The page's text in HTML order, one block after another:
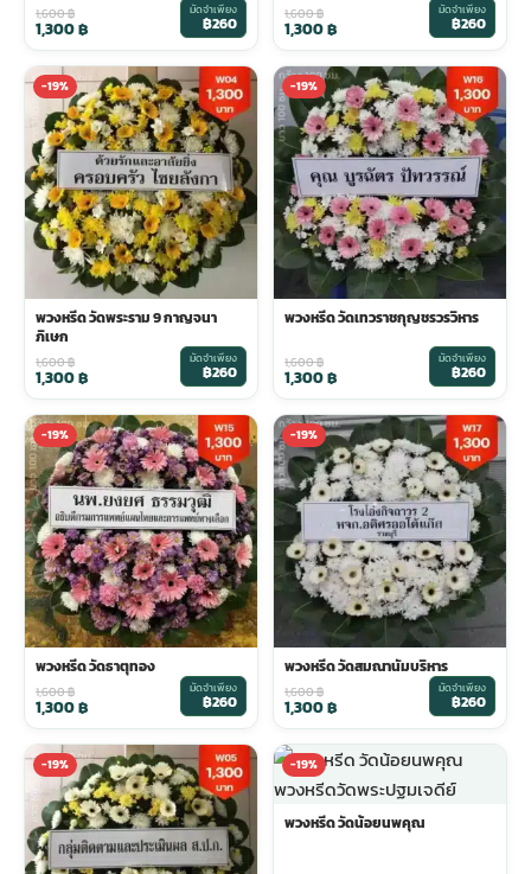
1,600฿
1,300฿
มัดจำเพียง
฿260 1,600฿
1,300฿
มัดจำเพียง
฿260
-19%
พวงหรีด วัดพระราม 9 กาญจนา
ภิเษก
1,600฿
1,300฿
มัดจำเพียง
฿260
-19%
พวงหรีด วัดเทวราชกุญชรวรวิหาร
1,600฿
1,300฿
มัดจำเพียง
฿260
-19%
พวงหรีด วัดธาตุทอง
1,600฿
1,300฿
มัดจำเพียง
฿260
-19%
พวงหรีด วัดสมณานัมบริหาร
1,600฿
1,300฿
มัดจำเพียง
฿260
-19% -19%
พวงหรีด วัดน้อยนพคุณ